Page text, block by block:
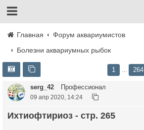
Главная
Форум аквариумистов
Болезни аквариумных рыбок
1 264
serg_42 Профессионал
09 апр 2020, 14:24
Ихтиофтириоз - стр. 265